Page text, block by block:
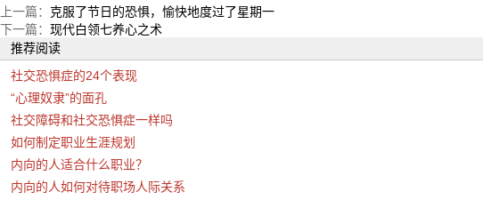
上一篇： 克服了节日的恐惧，愉快地度过了星期一
下一篇： 现代白领七养心之术
推荐阅读
社交恐惧症的24个表现
“心理奴隶”的面孔
社交障碍和社交恐惧症一样吗
如何制定职业生涯规划
内向的人适合什么职业？
内向的人如何对待职场人际关系